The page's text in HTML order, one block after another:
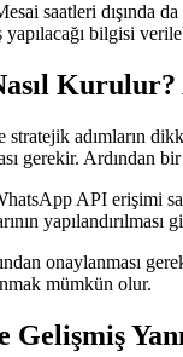
saatleri dışında
bilgisi
Kurulur?
adımların
gerekir. Ardından
API erişimi
yapılandırılması
onaylanması
mümkün olur.